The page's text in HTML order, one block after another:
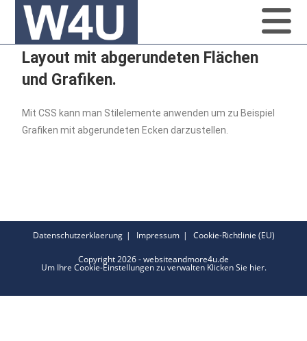
Layout mit abgerundeten Flächen
und Grafiken.
Mit CSS kann man Stilelemente anwenden um zu Beispiel
Grafiken mit abgerundeten Ecken darzustellen.
Datenschutzerklaerung Impressum Cookie-Richtlinie (EU)
Copyright 2026 - websiteandmore4u.de
Um Ihre Cookie-Einstellungen zu verwalten Klicken Sie hier.